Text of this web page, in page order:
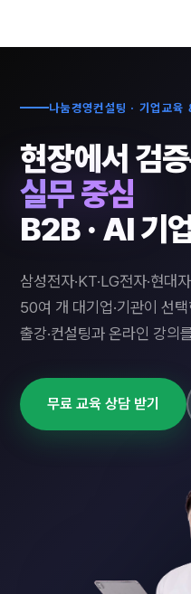
나눔경영컨설팅 · 기업교
현장에서 검
실무 중심
B2B · AI 기
삼성전자·KT·LG전자·현대
50여 개 대기업·기관이 선택
출강·컨설팅과 온라인 강의
무료 교육 상담 받기